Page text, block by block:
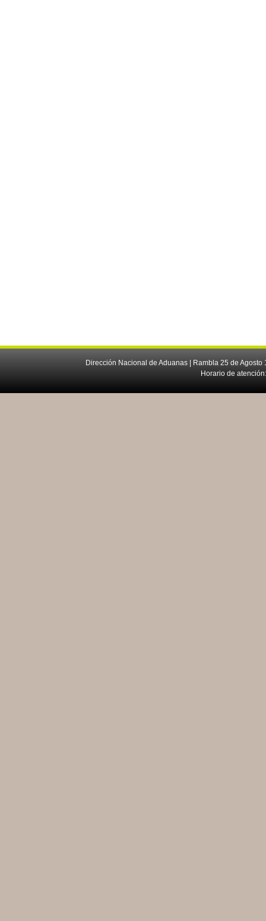
Dirección Nacional de Aduanas | Rambla 25 de
Horario de